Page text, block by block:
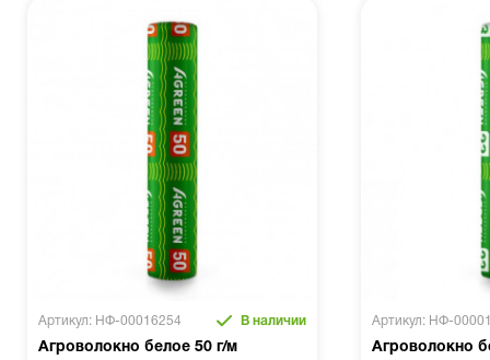
Артикул: НФ-00016254 В наличии
Агроволокно белое 50 г/м
Артикул: НФ-
Агроволокно